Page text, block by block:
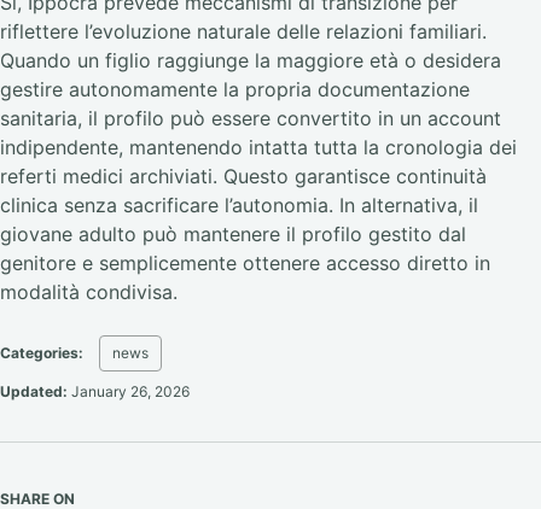
riflettere l’evoluzione naturale delle relazioni familiari.
Quando un figlio raggiunge la maggiore età o desidera
gestire autonomamente la propria documentazione
sanitaria, il profilo può essere convertito in un account
indipendente, mantenendo intatta tutta la cronologia dei
referti medici archiviati. Questo garantisce continuità
clinica senza sacrificare l’autonomia. In alternativa, il
giovane adulto può mantenere il profilo gestito dal
genitore e semplicemente ottenere accesso diretto in
modalità condivisa.
Categories: news
Updated: January 26, 2026
SHARE ON